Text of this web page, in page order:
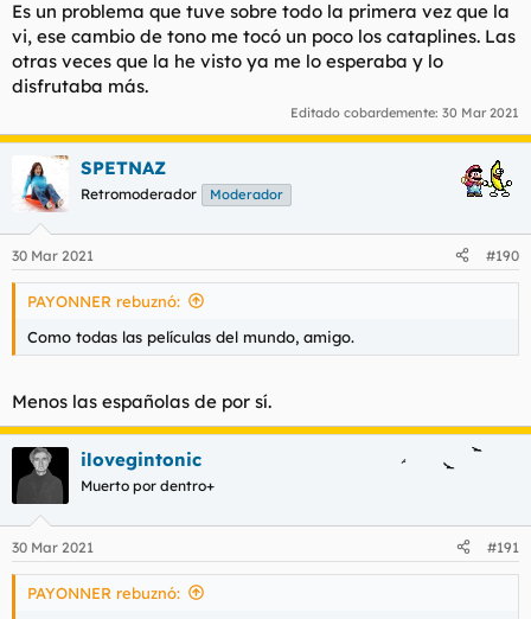
Es un problema que tuve sobre todo la primera vez que la
vi, ese cambio de tono me tocó un poco los cataplines. Las
otras veces que la he visto ya me lo esperaba y lo
disfrutaba más.
Editado cobardemente: 30 Mar 2021
SPETNAZ
Retromoderador Moderador
30 Mar 2021 #190
PAYONNER rebuznó:
Como todas las películas del mundo, amigo.
Menos las españolas de por sí.
ilovegintonic
Muerto por dentro+
30 Mar 2021 #191
PAYONNER rebuznó: